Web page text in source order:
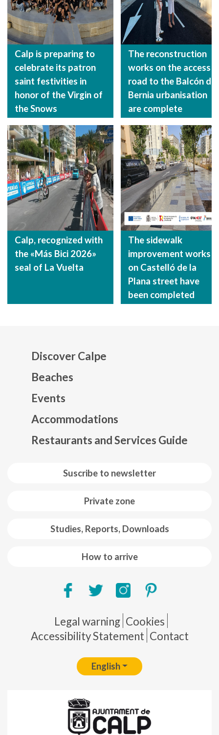
Calp is preparing to
celebrate its patron
saint festivities in
honor of the Virgin of
the Snows
The reconstruction
works on the access
road to the Balcón de
Bernia urbanisation
are complete
Calp, recognized with
the «Más Bici 2026»
seal of La Vuelta
The sidewalk
improvement works
on Castelló de la
Plana street have
been completed
Suscribe to newsletter
Private zone
Studies, Reports, Downloads
How to arrive
Discover Calpe
Beaches
Events
Accommodations
Restaurants and Services Guide
Pie de página
Legal warning Cookies
Accessibility Statement Contact
English